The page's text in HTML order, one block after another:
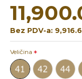
Bez PDV-a:
Veličina